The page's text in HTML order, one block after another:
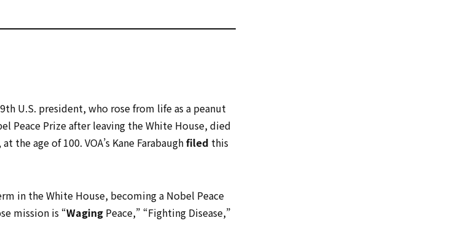
U.S. president, who rose from life as a peanut
Peace Prize after leaving the White House, died
age of 100. VOA’s Kane Farabaughfiled this
in the White House, becoming a Nobel Peace
mission is “Waging Peace,” “Fighting Disease,”